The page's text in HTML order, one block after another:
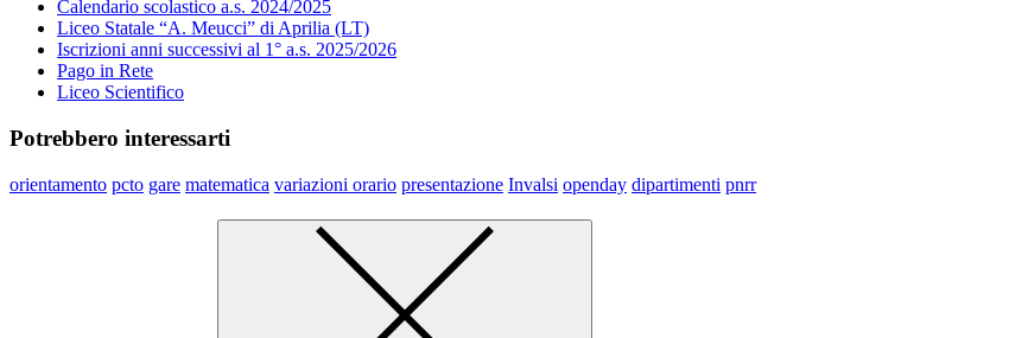
Calendario scolastico a.s. 2024/2025
Liceo Statale “A. Meucci” di Aprilia (LT)
Iscrizioni anni successivi al 1° a.s. 2025/2026
Pago in Rete
Liceo Scientifico
Potrebbero interessarti
orientamento pcto gare matematica variazioni orario presentazione Invalsi openday dipartimenti pnrr